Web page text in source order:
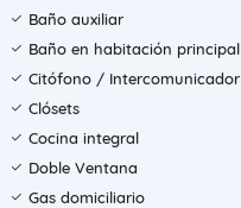
Baño auxiliar
Baño en habitación principal
Citófono / Intercomunicador
Clósets
Cocina integral
Doble Ventana
Gas domiciliario